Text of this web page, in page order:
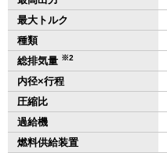
最大トルク
種類
総排気量 ※2
内径×行程
圧縮比
過給機
燃料供給装置